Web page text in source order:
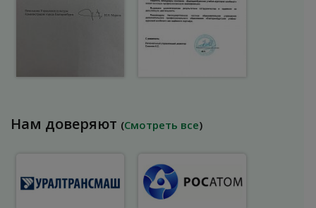
Нам доверяют (Смотреть все)